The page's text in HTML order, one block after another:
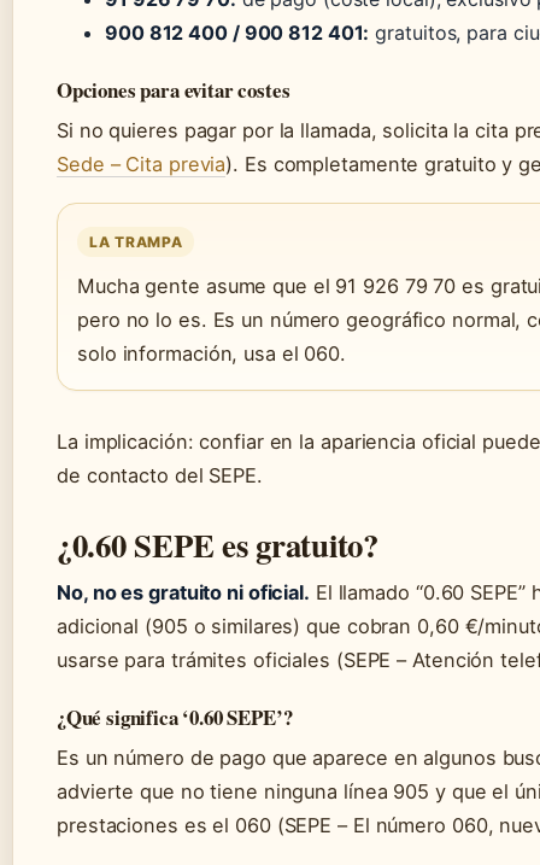
900 812 400 / 900 812 401: gratuitos, para
Opciones para evitar costes
Si no quieres pagar por la llamada, solicita la cita
Sede – Cita previa). Es completamente gratuito y
LA TRAMPA
Mucha gente asume que el 91 926 79 70 es
pero no lo es. Es un número geográfico normal,
solo información, usa el 060.
La implicación: confiar en la apariencia oficial
de contacto del SEPE.
¿0.60 SEPE es gratuito?
No, no es gratuito ni oficial. El llamado “0.60
adicional (905 o similares) que cobran 0,60 €/
usarse para trámites oficiales (SEPE – Atención
¿Qué significa ‘0.60 SEPE’?
Es un número de pago que aparece en algunos
advierte que no tiene ninguna línea 905 y que el
prestaciones es el 060 (SEPE – El número 060,